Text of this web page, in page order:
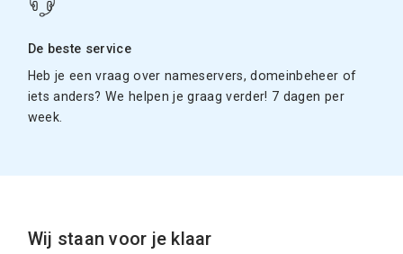
De beste service
Heb je een vraag over nameservers, domeinbeheer of
iets anders? We helpen je graag verder! 7 dagen per
week.
Wij staan voor je klaar